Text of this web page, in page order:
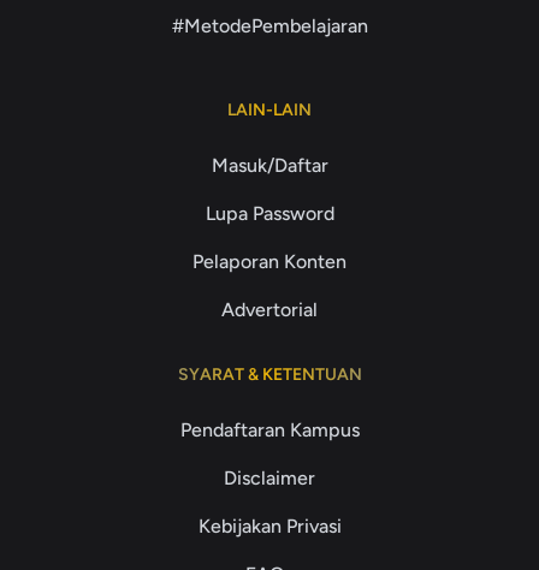
#MetodePembelajaran
LAIN-LAIN
Masuk/Daftar
Lupa Password
Pelaporan Konten
Advertorial
SYARAT & KETENTUAN
Pendaftaran Kampus
Disclaimer
Kebijakan Privasi